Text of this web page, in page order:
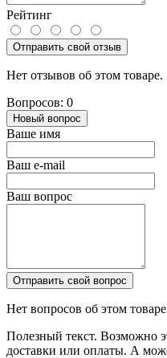
Рейтинг
Отправить свой отзыв
Нет отзывов об этом товаре.
Вопросов: 0
Новый вопрос
Ваше имя
Ваш e-mail
Ваш вопрос
Отправить свой вопрос
Нет вопросов об этом
Полезный текст. Возможно
доставки или оплаты. А